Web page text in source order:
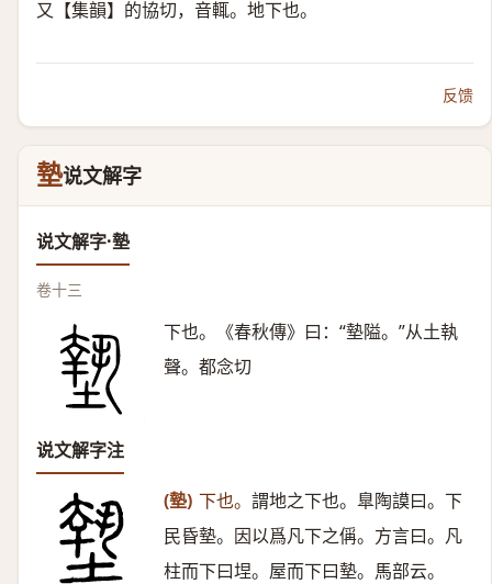
又【集韻】的協切，音輒。地下也。
反馈
墊说文解字
说文解字·墊
卷十三
下也。《春秋傳》曰：“墊隘。”从土執
聲。都念切
说文解字注
(墊) 下也。 謂地之下也。臯陶謨曰。下
民昏墊。因以爲凡下之偁。方言曰。凡
柱而下曰㘿。屋而下曰墊。馬部云。